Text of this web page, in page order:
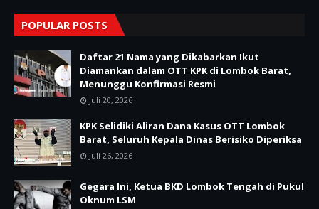
POPULAR POSTS
Daftar 21 Nama yang Dikabarkan Ikut
Diamankan dalam OTT KPK di Lombok Barat,
Menunggu Konfirmasi Resmi
Juli 20, 2026
KPK Selidiki Aliran Dana Kasus OTT Lombok
Barat, Seluruh Kepala Dinas Berisiko Diperiksa
Juli 26, 2026
Gegara Ini, Ketua BKD Lombok Tengah di Pukul
Oknum LSM